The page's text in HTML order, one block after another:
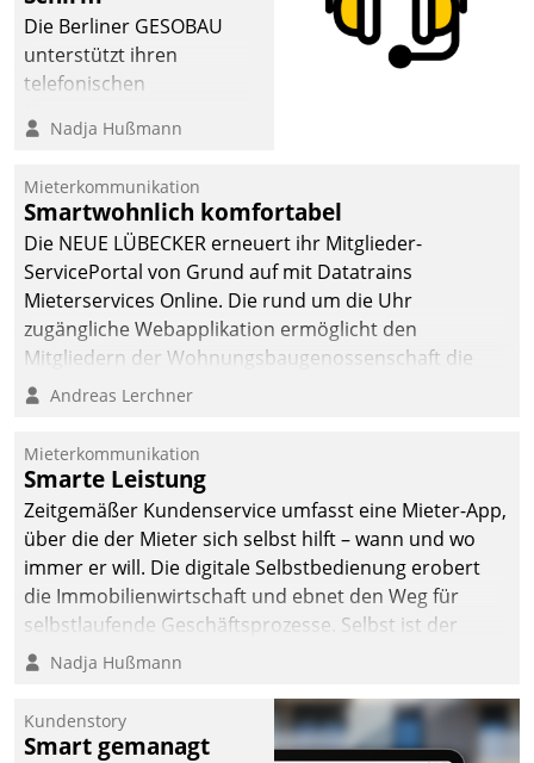
abgeben – rund um die
Uhr.
Die Berliner GESOBAU
unterstützt ihren
telefonischen
digitalen Cockpit, das
passende Fragen und
Schlagworte auswirft.
Eine intuitive
Dialogführung ermöglicht
dem externen
Serviceteam, Anrufe von
Mietenden zügiger und
effizienter zu bearbeiten.
Nadja Hußmann
Mieterkommunikation
Smartwohnlich komfortabel
Die NEUE LÜBECKER erneuert ihr Mitglieder-
ServicePortal von Grund auf mit Datatrains
Mieterservices Online. Die rund um die Uhr
zugängliche Webapplikation ermöglicht den
Mitgliedern der Wohnungs­bau­genossenschaft die
Kontaktaufnahme per Smartphone, Tablet oder PC.
Andreas Lerchner
Mieterkommunikation
Smarte Leistung
Zeitgemäßer Kundenservice umfasst eine Mieter-App,
über die der Mieter sich selbst hilft – wann und wo
immer er will. Die digitale Selbstbedienung erobert
die Immobilienwirtschaft und ebnet den Weg für
selbstlaufende Geschäftsprozesse. Selbst ist der
Kunde und smart der Serviceanbieter.
Nadja Hußmann
Kundenstory
Smart gemanagt